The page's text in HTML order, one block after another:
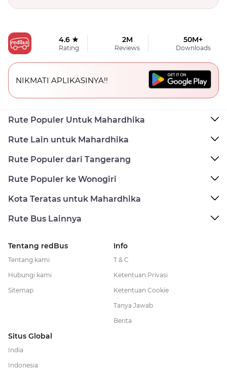
4.6 ★
Rating
2M
Reviews
50M+
Downloads
NIKMATI APLIKASINYA!!
Rute Populer Untuk Mahardhika
Rute Lain untuk Mahardhika
Rute Populer dari Tangerang
Rute Populer ke Wonogiri
Kota Teratas untuk Mahardhika
Rute Bus Lainnya
Tentang redBus
Tentang kami
Hubungi kami
Sitemap
Info
T & C
Ketentuan Privasi
Ketentuan Cookie
Tanya Jawab
Berita
Situs Global
India
Indonesia